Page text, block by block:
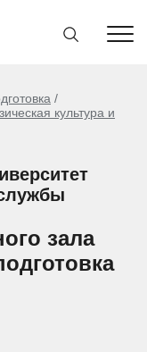
культура и
зала